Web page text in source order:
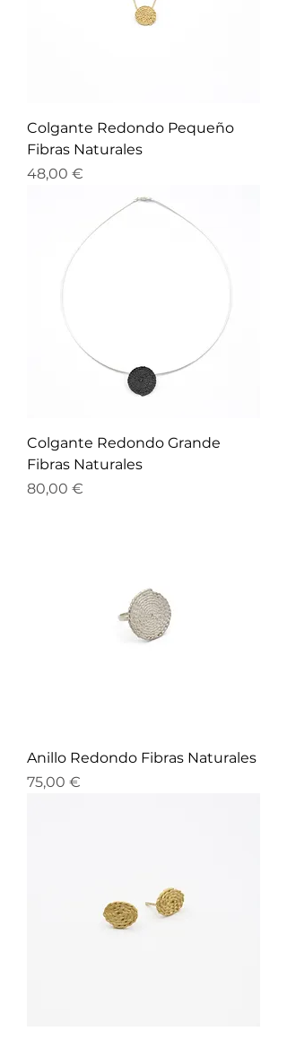
Colgante Redondo Pequeño
Fibras Naturales
Precio
48,00 €
Colgante Redondo Grande
Fibras Naturales
Precio
80,00 €
Anillo Redondo Fibras Naturales
Precio
75,00 €